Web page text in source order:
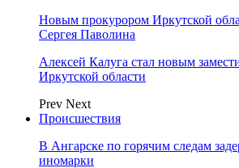
Новым прокурором Иркутской
Сергея Паволина
Алексей Калуга стал новым
Иркутской области
Prev Next
Происшествия
В Ангарске по горячим следам
иномарки